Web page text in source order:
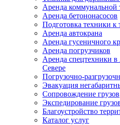
Аренда коммунальной
Аренда бетононасосов
Подготовка техники к
Аренда автокрана
Аренда гусеничного
Аренда погрузчиков
Аренда спецтехники
Севере
Погрузочно-
Эвакуация
Сопровождение грузов
Экспедирование
Благоустройство
Каталог услуг